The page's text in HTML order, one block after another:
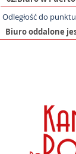
Odległość do punktu